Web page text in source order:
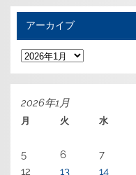
アーカイブ
ア
ー
カ
イ
2026年1月
月 火 水
5
6 7
12
13 14